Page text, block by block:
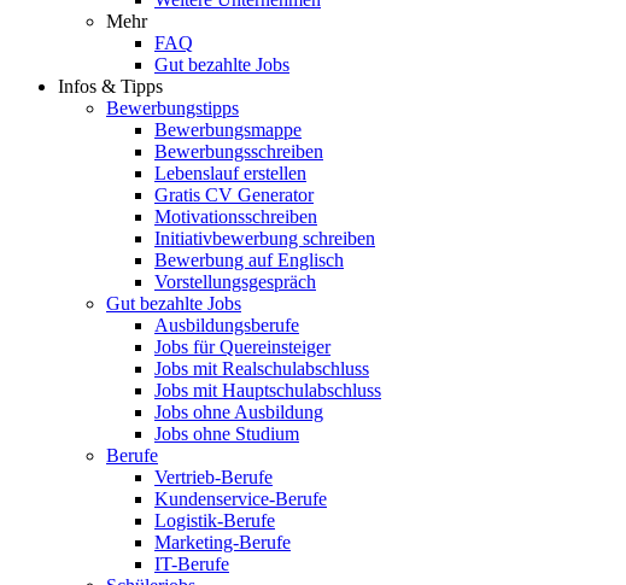
Mehr
FAQ
Gut bezahlte Jobs
Infos & Tipps
Bewerbungstipps
Bewerbungsmappe
Bewerbungsschreiben
Lebenslauf erstellen
Gratis CV Generator
Motivationsschreiben
Initiativbewerbung schreiben
Bewerbung auf Englisch
Vorstellungsgespräch
Gut bezahlte Jobs
Ausbildungsberufe
Jobs für Quereinsteiger
Jobs mit Realschulabschluss
Jobs mit Hauptschulabschluss
Jobs ohne Ausbildung
Jobs ohne Studium
Berufe
Vertrieb-Berufe
Kundenservice-Berufe
Logistik-Berufe
Marketing-Berufe
IT-Berufe